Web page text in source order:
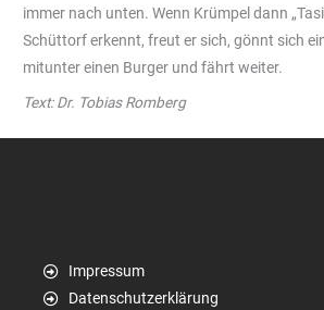
immer nach unten. Wenn Krümpel dann
Schüttorf erkennt, freut er sich, gönnt sich
mitunter einen Burger und fährt weiter.
Text: Dr. Tobias Romberg
Impressum
Datenschutzerklärung